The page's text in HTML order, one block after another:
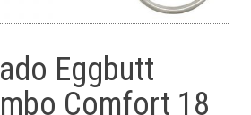
Eggbutt
Comfort 18